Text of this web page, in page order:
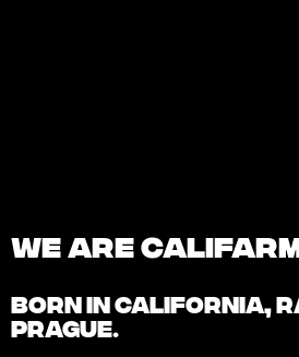
We are
BORN INCALIFORNIA,
PRAGUE.